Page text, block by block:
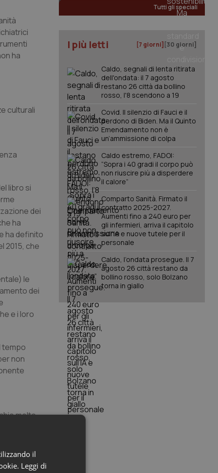
ha
culturali
libro si
dei
ha
ha definito
2015, che
le
dei
e i loro
tempo
non
molto
La
con un
Tutti gli speciali
I più letti [7 giorni] [30 giorni]
Caldo, segnali di lenta ritirata
dell'ondata: il 7 agosto
restano 26 città da bollino
rosso, l'8 scendono a 19
Covid. Il silenzio di Fauci e il
perdono di Biden. Ma il Quinto
Emendamento non è
un’ammissione di colpa
Caldo estremo, FADOI:
“Sopra i 40 gradi il corpo può
non riuscire più a disperdere
il calore”
Comparto Sanità. Firmato il
contratto 2025-2027.
Aumenti fino a 240 euro per
gli infermieri, arriva il capitolo
sull'IA e nuove tutele per il
personale
Caldo, l’ondata prosegue. Il 7
agosto 26 città restano da
bollino rosso, solo Bolzano
torna in giallo
il
Leggi di